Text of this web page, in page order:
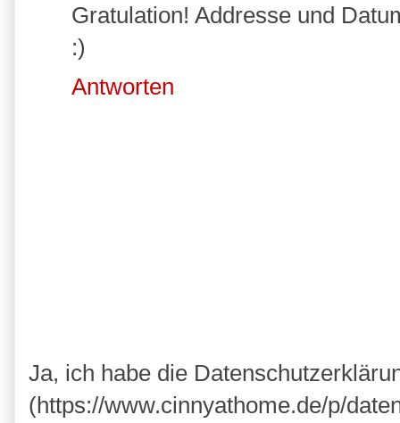
Gratulation! Addresse und
:)
Antworten
Ja, ich habe die
(https://www.cinnyathome.de/p/